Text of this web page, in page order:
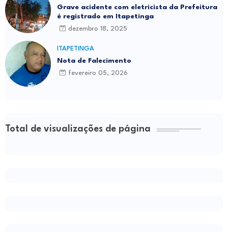
Grave acidente com eletricista da Prefeitura
é registrado em Itapetinga
dezembro 18, 2025
ITAPETINGA
Nota de Falecimento
fevereiro 05, 2026
Total de visualizações de página